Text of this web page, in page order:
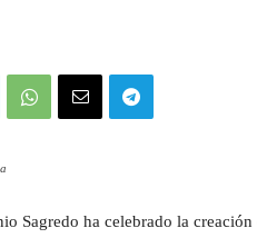
Sagredo ha celebrado la creación